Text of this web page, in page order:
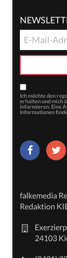
Ich möchte den
erhalten und mich
informieren. Eine
Informationen
falkemedia
Redaktion
24103